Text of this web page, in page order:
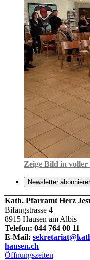
Zeige Bild in
Newsletter
Kath. Pfarramt Herz
Bifangstrasse 4
8915 Hausen am Albis
Telefon: 044 764 00 11
E-Mail:
hausen.ch
Öffnungszeiten